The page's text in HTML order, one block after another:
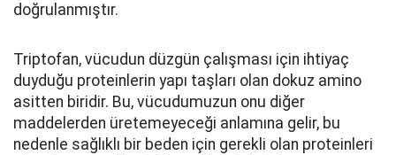
doğrulanmıştır.
Triptofan, vücudun düzgün çalışması için ihtiyaç
duyduğu proteinlerin yapı taşları olan dokuz amino
asitten biridir. Bu, vücudumuzun onu diğer
maddelerden üretemeyeceği anlamına gelir, bu
nedenle sağlıklı bir beden için gerekli olan proteinleri